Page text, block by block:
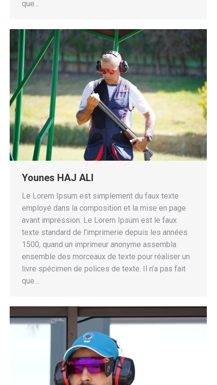
que…
Younes HAJ ALI
Le Lorem Ipsum est simplement du faux texte
employé dans la composition et la mise en page
avant impression. Le Lorem Ipsum est le faux
texte standard de l’imprimerie depuis les années
1500, quand un imprimeur anonyme assembla
ensemble des morceaux de texte pour réaliser un
livre spécimen de polices de texte. Il n’a pas fait
que…